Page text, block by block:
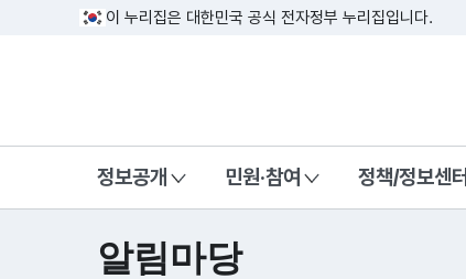
이 누리집은 대한민국 공식 전자정부 누리집입니다.
정보공개 민원·참여 정책/정보센터
알림마당